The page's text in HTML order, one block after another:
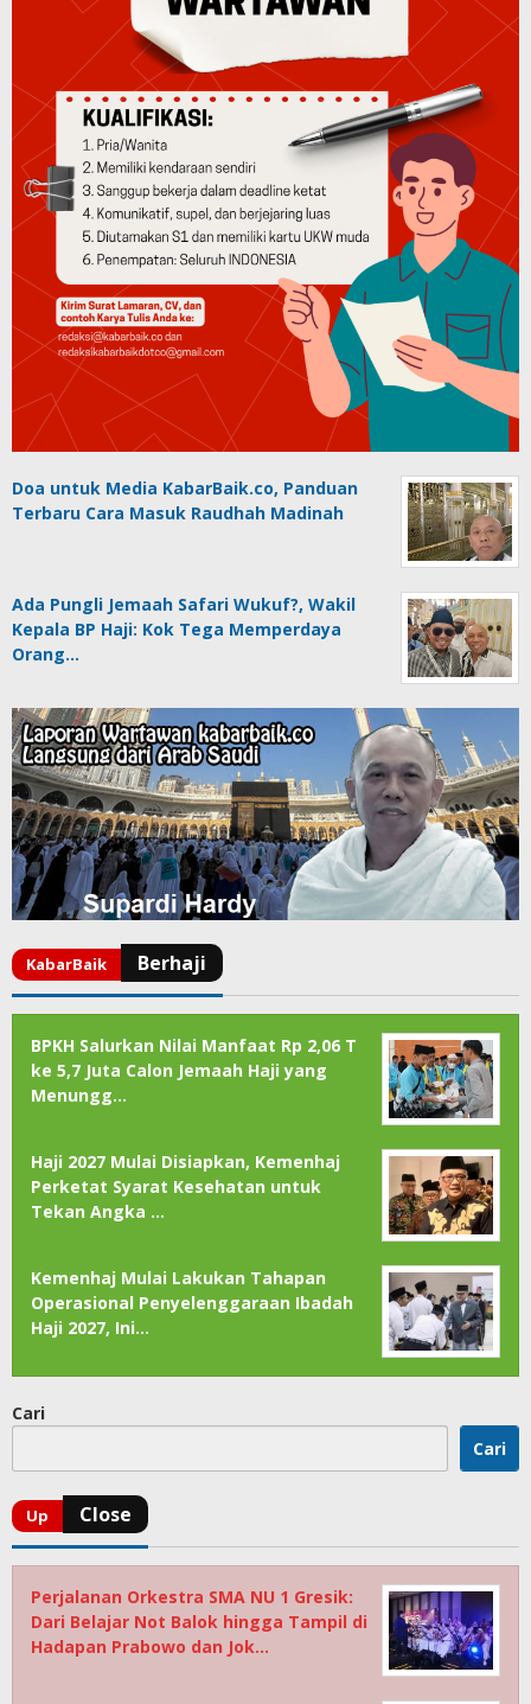
Doa untuk Media KabarBaik.co, Panduan
Terbaru Cara Masuk Raudhah Madinah
Ada Pungli Jemaah Safari Wukuf?, Wakil
Kepala BP Haji: Kok Tega Memperdaya
Orang…
BPKH Salurkan Nilai Manfaat Rp 2,06 T
ke 5,7 Juta Calon Jemaah Haji yang
Menungg…
Haji 2027 Mulai Disiapkan, Kemenhaj
Perketat Syarat Kesehatan untuk
Tekan Angka …
Kemenhaj Mulai Lakukan Tahapan
Operasional Penyelenggaraan Ibadah
Haji 2027, Ini…
Cari
Cari
Perjalanan Orkestra SMA NU 1 Gresik:
Dari Belajar Not Balok hingga Tampil di
Hadapan Prabowo dan Jok…